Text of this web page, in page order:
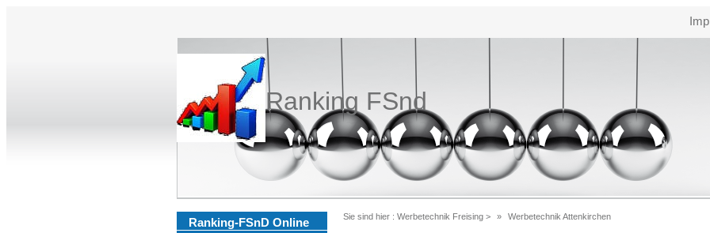
Ranking FSnd
Ranking-FSnD Online
Sie sind hier : Werbetechnik Freising > Werbetechnik Attenkirchen